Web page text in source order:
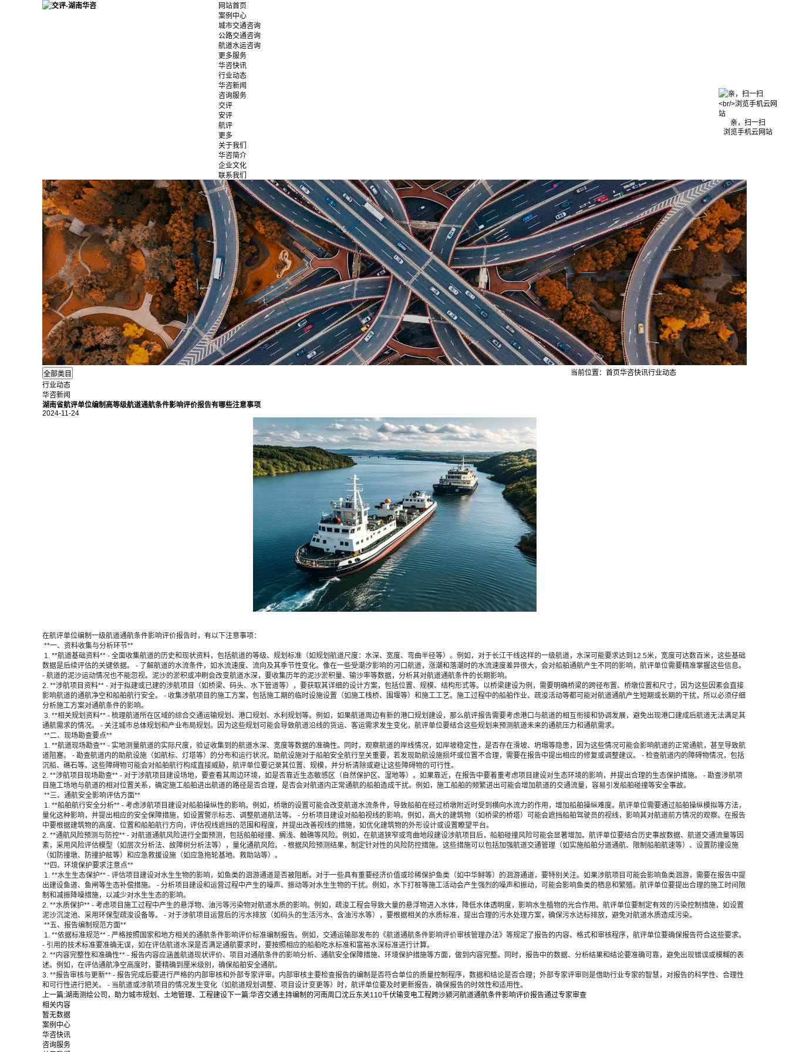
网站首页
案例中心
城市交通咨询
公路交通咨询
航道水运咨询
更多服务
华咨快讯
行业动态
华咨新闻
咨询服务
交评
安评
航评
更多
关于我们
华咨简介
企业文化
联系我们
行业动态
华咨新闻
当前位置： 首页华咨快讯行业动态
湖南省航评单位编制高等级航道通航条件影响评价报告有哪些注意事项
2024-11-24
在航评单位编制一级航道通航条件影响评价报告时，有以下注意事项：
**一、资料收集与分析环节**
1. **航道基础资料** - 全面收集航道的历史和现状资料，包括航道的等级、规划标准（如规划航道尺度：水深、宽度、弯曲半径等）。例如，对于长江干线这样的一级航道，水深可能要求达到12.5米，宽度可达数百米，这些基础
数据是后续评估的关键依据。 - 了解航道的水流条件，如水流速度、流向及其季节性变化。像在一些受潮汐影响的河口航道，涨潮和落潮时的水流速度差异很大，会对船舶通航产生不同的影响，航评单位需要精准掌握这些信息。
- 航道的泥沙运动情况也不能忽视。泥沙的淤积或冲刷会改变航道水深，要收集历年的泥沙淤积量、输沙率等数据，分析其对航道通航条件的长期影响。
2. **涉航项目资料** - 对于拟建或已建的涉航项目（如桥梁、码头、水下管道等），要获取其详细的设计方案，包括位置、规模、结构形式等。以桥梁建设为例，需要明确桥梁的跨径布置、桥墩位置和尺寸，因为这些因素会直接
影响航道的通航净空和船舶航行安全。 - 收集涉航项目的施工方案，包括施工期的临时设施设置（如施工栈桥、围堰等）和施工工艺。施工过程中的船舶作业、疏浚活动等都可能对航道通航产生短期或长期的干扰，所以必须仔细
分析施工方案对通航条件的影响。
3. **相关规划资料** - 梳理航道所在区域的综合交通运输规划、港口规划、水利规划等。例如，如果航道周边有新的港口规划建设，那么航评报告需要考虑港口与航道的相互衔接和协调发展，避免出现港口建成后航道无法满足其
通航需求的情况。 - 关注城市总体规划和产业布局规划。因为这些规划可能会导致航道沿线的货运、客运需求发生变化，航评单位要结合这些规划来预测航道未来的通航压力和通航需求。
**二、现场勘查要点**
1. **航道现场勘查** - 实地测量航道的实际尺度，验证收集到的航道水深、宽度等数据的准确性。同时，观察航道的岸线情况，如岸坡稳定性，是否存在滑坡、坍塌等隐患，因为这些情况可能会影响航道的正常通航，甚至导致航
道阻塞。 - 勘查航道内的助航设施（如航标、灯塔等）的分布和运行状况。助航设施对于船舶安全航行至关重要，若发现助航设施损坏或位置不合理，需要在报告中提出相应的修复或调整建议。 - 检查航道内的障碍物情况，包括
沉船、礁石等。这些障碍物可能会对船舶航行构成直接威胁，航评单位要记录其位置、规模，并分析清除或避让这些障碍物的可行性。
2. **涉航项目现场勘查** - 对于涉航项目建设场地，要查看其周边环境，如是否靠近生态敏感区（自然保护区、湿地等）。如果靠近，在报告中要着重考虑项目建设对生态环境的影响，并提出合理的生态保护措施。 - 勘查涉航项
目施工场地与航道的相对位置关系，确定施工船舶进出航道的路径是否合理，是否会对航道内正常通航的船舶造成干扰。例如，施工船舶的频繁进出可能会增加航道的交通流量，容易引发船舶碰撞等安全事故。
**三、通航安全影响评估方面**
1. **船舶航行安全分析** - 考虑涉航项目建设对船舶操纵性的影响。例如，桥墩的设置可能会改变航道水流条件，导致船舶在经过桥墩附近时受到横向水流力的作用，增加船舶操纵难度。航评单位需要通过船舶操纵模拟等方法，
量化这种影响，并提出相应的安全保障措施，如设置警示标志、调整航道航法等。 - 分析项目建设对船舶视线的影响。例如，高大的建筑物（如桥梁的桥塔）可能会遮挡船舶驾驶员的视线，影响其对航道前方情况的观察。在报告
中要根据建筑物的高度、位置和船舶航行方向，评估视线遮挡的范围和程度，并提出改善视线的措施，如优化建筑物的外形设计或设置瞭望平台。
2. **通航风险预测与防控** - 对航道通航风险进行全面预测，包括船舶碰撞、搁浅、触礁等风险。例如，在航道狭窄或弯曲地段建设涉航项目后，船舶碰撞风险可能会显著增加。航评单位要结合历史事故数据、航道交通流量等因
素，采用风险评估模型（如层次分析法、故障树分析法等），量化通航风险。 - 根据风险预测结果，制定针对性的风险防控措施。这些措施可以包括加强航道交通管理（如实施船舶分道通航、限制船舶航速等）、设置防撞设施
（如防撞墩、防撞护舷等）和应急救援设施（如应急拖轮基地、救助站等）。
**四、环境保护要求注意点**
1. **水生生态保护** - 评估项目建设对水生生物的影响，如鱼类的洄游通道是否被阻断。对于一些具有重要经济价值或珍稀保护鱼类（如中华鲟等）的洄游通道，要特别关注。如果涉航项目可能会影响鱼类洄游，需要在报告中提
出建设鱼道、鱼闸等生态补偿措施。 - 分析项目建设和运营过程中产生的噪声、振动等对水生生物的干扰。例如，水下打桩等施工活动会产生强烈的噪声和振动，可能会影响鱼类的栖息和繁殖。航评单位要提出合理的施工时间限
制和减振降噪措施，以减少对水生生态的影响。
2. **水质保护** - 考虑项目施工过程中产生的悬浮物、油污等污染物对航道水质的影响。例如，疏浚工程会导致大量的悬浮物进入水体，降低水体透明度，影响水生植物的光合作用。航评单位要制定有效的污染控制措施，如设置
泥沙沉淀池、采用环保型疏浚设备等。 - 对于涉航项目运营后的污水排放（如码头的生活污水、含油污水等），要根据相关的水质标准，提出合理的污水处理方案，确保污水达标排放，避免对航道水质造成污染。
**五、报告编制规范方面**
1. **依据标准规范** - 严格按照国家和地方相关的通航条件影响评价标准编制报告。例如，交通运输部发布的《航道通航条件影响评价审核管理办法》等规定了报告的内容、格式和审核程序，航评单位要确保报告符合这些要求。
- 引用的技术标准要准确无误，如在评估航道水深是否满足通航要求时，要按照相应的船舶吃水标准和富裕水深标准进行计算。
2. **内容完整性和准确性** - 报告内容应涵盖航道现状评价、项目对通航条件的影响分析、通航安全保障措施、环境保护措施等方面，做到内容完整。同时，报告中的数据、分析结果和结论要准确可靠，避免出现错误或模糊的表
述。例如，在评估通航净空高度时，要精确到厘米级别，确保船舶安全通航。
3. **报告审核与更新** - 报告完成后要进行严格的内部审核和外部专家评审。内部审核主要检查报告的编制是否符合单位的质量控制程序，数据和结论是否合理；外部专家评审则是借助行业专家的智慧，对报告的科学性、合理性
和可行性进行把关。 - 当航道或涉航项目的情况发生变化（如航道规划调整、项目设计变更等）时，航评单位要及时更新报告，确保报告的时效性和适用性。
上一篇:湖南测绘公司，助力城市规划、土地管理、工程建设 下一篇:华咨交通主持编制的河南周口沈丘东关110千伏输变电工程跨沙颍河航道通航条件影响评价报告通过专家审查
相关内容
暂无数据
案例中心
华咨快讯
咨询服务
亲，扫一扫
浏览手机云网站